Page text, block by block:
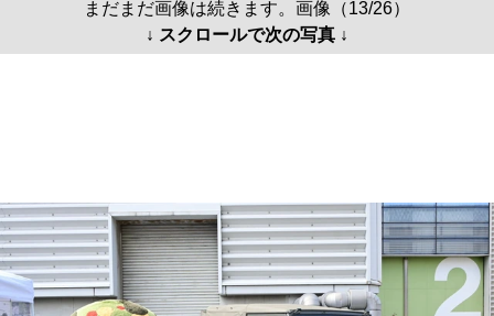
まだまだ画像は続きます。画像（13/26）
↓ スクロールで次の写真 ↓